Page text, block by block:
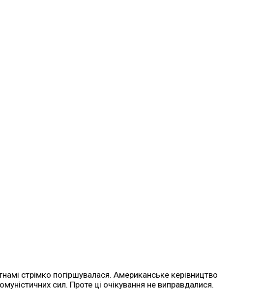
стрімко погіршувалася. Американське керівництво
сил. Проте ці очікування не виправдалися.